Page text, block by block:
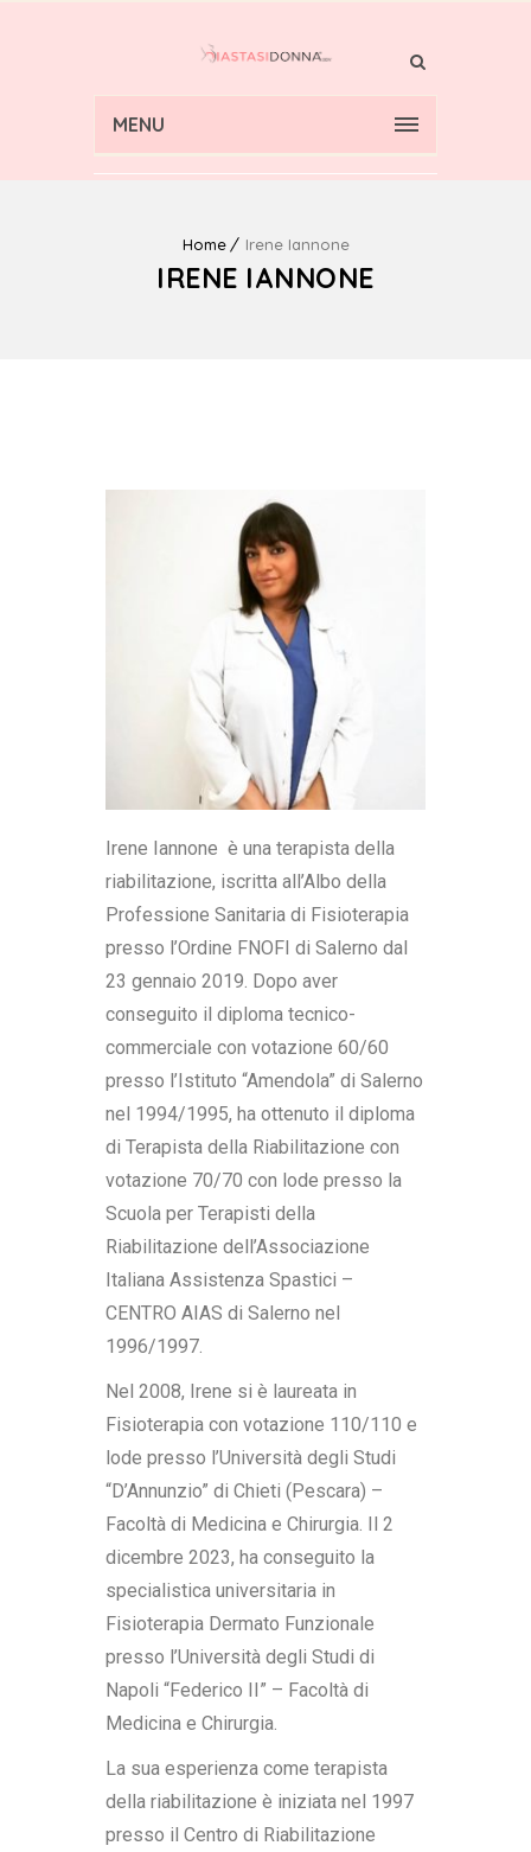
MENU
Home Irene Iannone
IRENE IANNONE
Irene Iannone è una terapista della
riabilitazione, iscritta all’Albo della
Professione Sanitaria di Fisioterapia
presso l’Ordine FNOFI di Salerno dal
23 gennaio 2019. Dopo aver
conseguito il diploma tecnico-
commerciale con votazione 60/60
presso l’Istituto “Amendola” di Salerno
nel 1994/1995, ha ottenuto il diploma
di Terapista della Riabilitazione con
votazione 70/70 con lode presso la
Scuola per Terapisti della
Riabilitazione dell’Associazione
Italiana Assistenza Spastici –
CENTRO AIAS di Salerno nel
1996/1997.
Nel 2008, Irene si è laureata in
Fisioterapia con votazione 110/110 e
lode presso l’Università degli Studi
“D’Annunzio” di Chieti (Pescara) –
Facoltà di Medicina e Chirurgia. Il 2
dicembre 2023, ha conseguito la
specialistica universitaria in
Fisioterapia Dermato Funzionale
presso l’Università degli Studi di
Napoli “Federico II” – Facoltà di
Medicina e Chirurgia.
La sua esperienza come terapista
della riabilitazione è iniziata nel 1997
presso il Centro di Riabilitazione